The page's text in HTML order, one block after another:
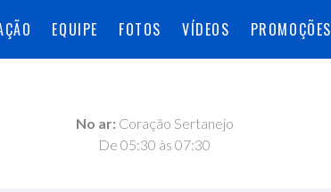
EQUIPE FOTOS VÍDEOS PROMOÇÕES
No ar: Coração Sertanejo
De 05:30 às 07:30